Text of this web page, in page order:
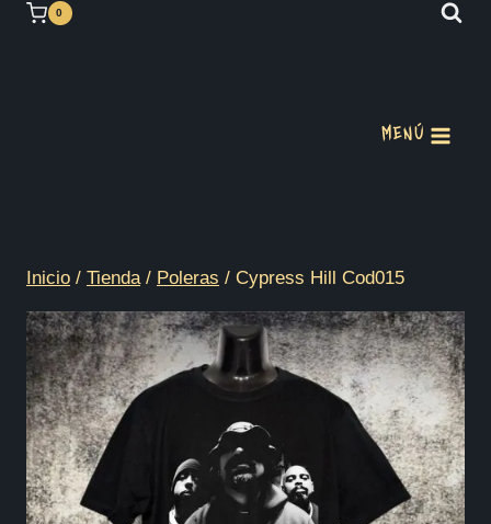
Saltar 0
MENÚ
Inicio / Tienda / Poleras / Cypress Hill Cod015